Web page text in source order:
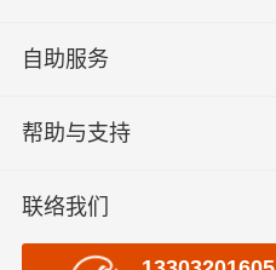
自助服务
帮助与支持
联络我们